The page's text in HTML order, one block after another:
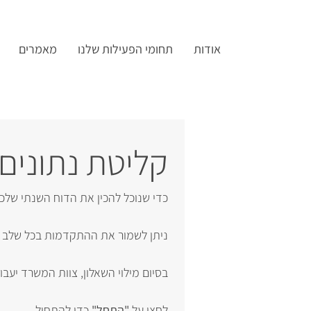
אודות תחומי הפעילות שלנו מאמרים
קליטת
כדי שנוכל להכין את הדוח השנתי
ניתן לשמור את ההתקדמות בכל שלב
בסיום מילוי השאלון, צוות המשרד